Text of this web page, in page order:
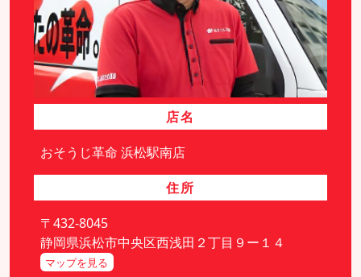
店名
おそうじ革命 浜松駅南店
住所
〒432-8045
静岡県浜松市中央区西浅田２丁目９ー１４
マップを見る